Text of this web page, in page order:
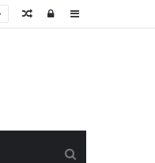
Sidebar
Log
Random